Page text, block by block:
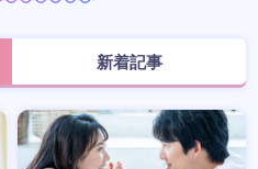
新着記事